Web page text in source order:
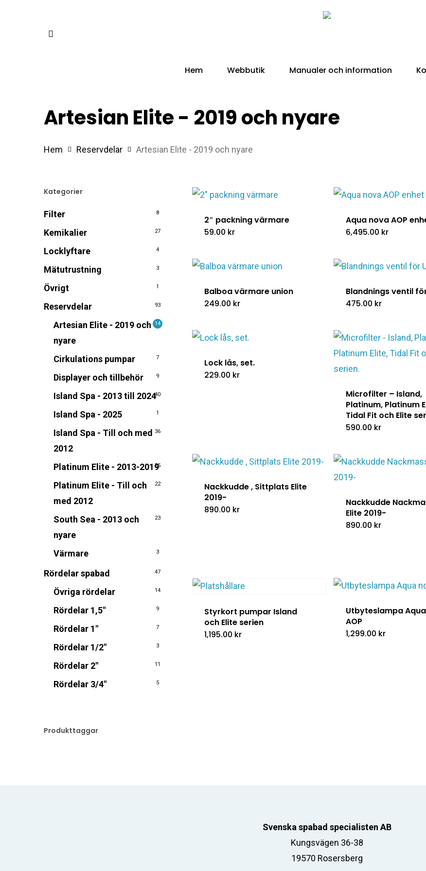
facebook
Hem Webbutik Manualer och information
Artesian Elite - 2019 och nyare
Hem Reservdelar Artesian Elite - 2019 och nyare
Kategorier
Filter 8
Kemikalier 27
Locklyftare 4
Mätutrustning 3
Övrigt 1
Reservdelar 93
Artesian Elite - 2019 och
nyare
14
Cirkulations pumpar 7
Displayer och tillbehör 9
Island Spa - 2013 till 202440
Island Spa - 2025 1
Island Spa - Till och med
2012
36
Platinum Elite - 2013-2019
25
Platinum Elite - Till och
med 2012
22
South Sea - 2013 och
nyare
23
Värmare 3
Rördelar spabad 47
Övriga rördelar 14
Rördelar 1,5" 9
Rördelar 1" 7
Rördelar 1/2" 3
Rördelar 2" 11
Rördelar 3/4" 5
Produkttaggar
2″ packning värmare
59.00 kr
Aqua nova AOP
6,495.00 kr
Balboa värmare union
249.00 kr
Blandnings ventil
475.00 kr
Lock lås, set.
229.00 kr
Microfilter – Island,
Platinum, Platinum
Tidal Fit och Elite
590.00 kr
Nackkudde , Sittplats Elite
2019-
890.00 kr
Nackkudde
Elite 2019-
890.00 kr
Styrkort pumpar Island
och Elite serien
1,195.00 kr
Utbyteslampa
AOP
1,299.00 kr
Svenska spabad specialisten AB
Kungsvägen 36-38
19570 Rosersberg